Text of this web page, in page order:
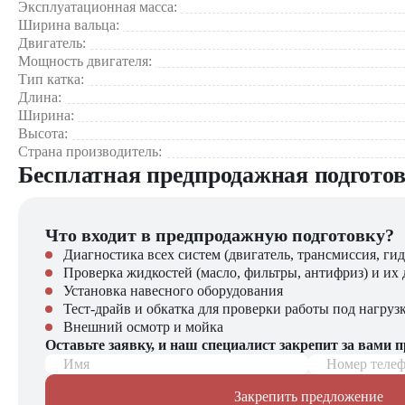
Универсальность применения
Комфорт оператора
Надежность конструкции
Области применения:
Финишное уплотнение асфальтобетонных покрытий
Ремонт и реконструкция дорожного полотна
Уплотнение покрытий на парковках и стоянках
Почему стоит купить в "ЦТО"?
Официальный дилер Dynapac с полной гарантией
Поставка новой техники с полным комплектом документов
Сертифицированное гарантийное и постгарантийное
Гибкие условия приобретения (лизинг, кредит)
Наличие оригинальных запчастей на складе
Эксплуатационная масса:
Ширина вальца:
Двигатель:
Мощность двигателя:
Тип катка:
Длина:
Ширина:
Высота:
Страна производитель:
Бесплатная предпродажная
Что входит в предпродажную подготовку?
Диагностика всех систем (двигатель, трансмиссия,
Проверка жидкостей (масло, фильтры, антифриз) и их
Установка навесного оборудования
Тест-драйв и обкатка для проверки работы под
Внешний осмотр и мойка
Оставьте заявку, и наш специалист закрепит за вами
Имя
Номер
Закрепить предложение